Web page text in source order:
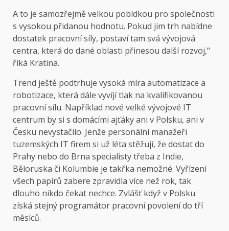
A to je samozřejmě velkou pobídkou pro společnosti
s vysokou přidanou hodnotu. Pokud jim trh nabídne
dostatek pracovní síly, postaví tam svá vývojová
centra, která do dané oblasti přinesou další rozvoj,“
říká Kratina.
Trend ještě podtrhuje vysoká míra automatizace a
robotizace, která dále vyvíjí tlak na kvalifikovanou
pracovní sílu. Například nové velké vývojové IT
centrum by si s domácími ajťáky ani v Polsku, ani v
Česku nevystačilo. Jenže personální manažeři
tuzemských IT firem si už léta stěžují, že dostat do
Prahy nebo do Brna specialisty třeba z Indie,
Běloruska či Kolumbie je takřka nemožné. Vyřízení
všech papírů zabere zpravidla více než rok, tak
dlouho nikdo čekat nechce. Zvlášť když v Polsku
získá stejný programátor pracovní povolení do tří
měsíců.